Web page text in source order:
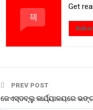
Get
PREV POST
ଜେଏସ୍ଡବ୍ଲୁ କାର୍ଯ୍ୟାଳୟରେ